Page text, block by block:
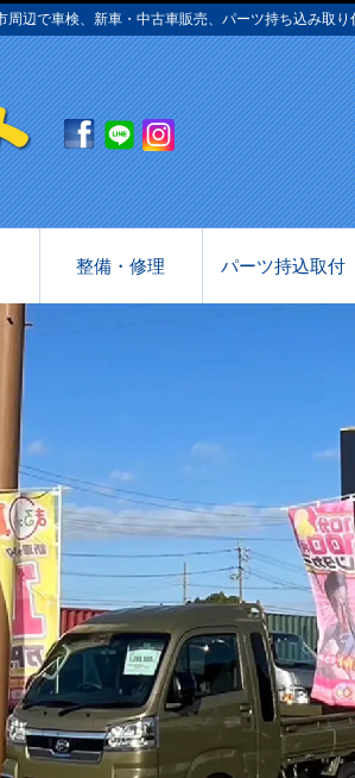
で車検、新車・中古車販売、パーツ持ち込み取
整備・修理 パーツ持込取付